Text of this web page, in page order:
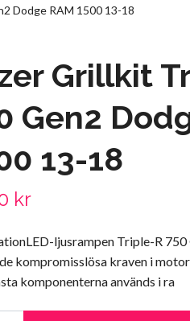
Dodge RAM 1500 13-18
Grillkit
Gen2
13-18
kr
ljusrampen Triple-R
kompromisslösa kraven i
komponenterna används i ra